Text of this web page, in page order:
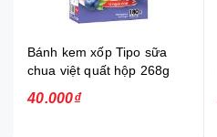
Bánh kem xốp Tipo sữa
chua việt quất hộp 268g
40.000₫